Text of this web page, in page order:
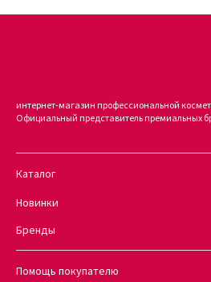
интернет-магазин профессиональной
Официальный представитель премиальных
Каталог
Новинки
Бренды
Помощь покупателю